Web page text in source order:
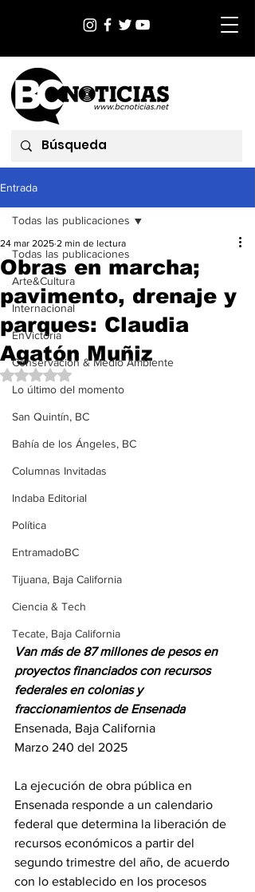
Entrada
Todas las publicaciones
Arte&Cultura
Internacional
EnVictoria
Conservación & Medio Ambiente
Lo último del momento
San Quintín, BC
Bahía de los Ángeles, BC
Columnas Invitadas
Indaba Editorial
Política
EntramadoBC
Tijuana, Baja California
Ciencia & Tech
Tecate, Baja California
Todas las publicaciones
Obras en marcha;
pavimento, drenaje y
parques: Claudia
Agatón Muñiz
24 mar 2025 2 min de lectura
Obtuvo NaN de 5 estrellas.
Van más de 87 millones de pesos en
proyectos financiados con recursos
federales en colonias y
fraccionamientos de Ensenada
Ensenada, Baja California
Marzo 240 del 2025
La ejecución de obra pública en
Ensenada responde a un calendario
federal que determina la liberación de
recursos económicos a partir del
segundo trimestre del año, de acuerdo
con lo establecido en los procesos